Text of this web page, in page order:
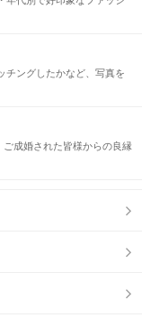
チングしたかなど、写真を
成婚された皆様からの良縁